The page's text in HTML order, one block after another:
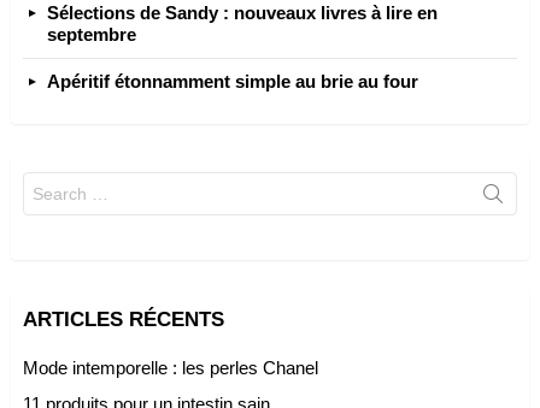
Sélections de Sandy : nouveaux livres à lire en
septembre
Apéritif étonnamment simple au brie au four
for:
ARTICLES RÉCENTS
Mode intemporelle : les perles Chanel
11 produits pour un intestin sain